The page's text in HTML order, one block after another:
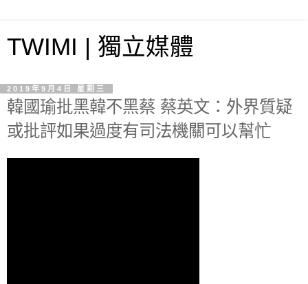
TWIMI | 獨立媒體
2019年9月4日 星期三
韓國瑜批黑韓不黑蔡 蔡英文：外界質疑
或批評如果過度有司法機關可以幫忙